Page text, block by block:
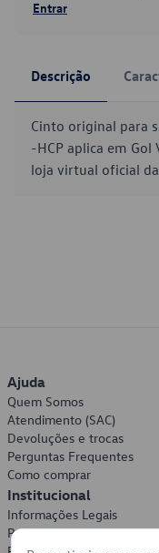
Entrar
Descrição
Cinto original para
-HCP aplica em Gol
loja virtual oficial
Ajuda
Quem Somos
Atendimento (SAC)
Devoluções e trocas
Perguntas Frequentes
Como comprar
Institucional
Informações Legais
Política de Privacidade